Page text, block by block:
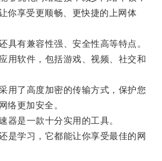
你享受更顺畅、更快捷的上网体
有兼容性强、安全性高等特点。
软件，包括游戏、视频、社交和
了高度加密的传输方式，保护您
络更加安全。
是一款十分实用的工具。
学习，它都能让你享受最佳的网